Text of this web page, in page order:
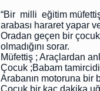
“Bir milli eğitim
arabası hararet yapar
Oradan geçen bir
olmadığını sorar.
Müfettiş ; Araçlardan
Çocuk ;Babam
Arabanın motoruna bir
Çocuk bir kaç dakika